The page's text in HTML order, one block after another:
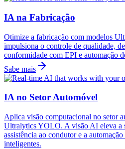
IA na Fabricação
Otimize a fabricação com modelos
impulsiona o controle de qualidade,
conformidade com EPI e automação
Sabe mais
IA no Setor Automóvel
Aplica visão computacional no setor
Ultralytics YOLO. A visão AI eleva a
assistência ao condutor e a
inteligentes.